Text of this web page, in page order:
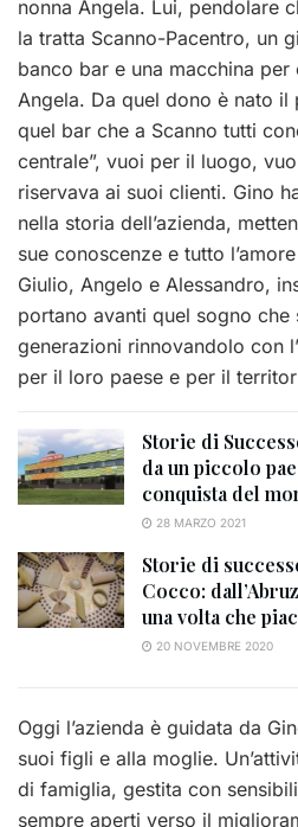
nonna Angela. Lui, pendolare
la tratta Scanno-Pacentro, un
banco bar e una macchina
Angela. Da quel dono è nato
quel bar che a Scanno tutti
centrale”, vuoi per il luogo,
riservava ai suoi clienti. Gino
nella storia dell’azienda,
sue conoscenze e tutto
Giulio, Angelo e Alessandro,
portano avanti quel sogno che
generazioni rinnovandolo con
per il loro paese e per il
Storie di
da un piccolo
conquista del
28 MARZO 2021
Storie di
Cocco:
una volta che
20 NOVEMBRE 2020
Oggi l’azienda è guidata da
suoi figli e alla moglie.
di famiglia, gestita con
sempre aperti verso il